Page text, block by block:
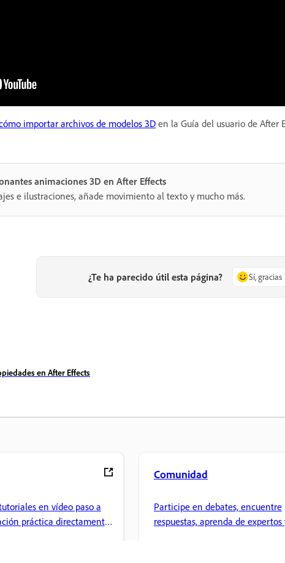
importar archivos de modelos 3D en la Guía del usuario de After
animaciones 3D en After Effects
e ilustraciones, añade movimiento al texto y mucho más.
¿Te ha parecido útil esta página? Sí, gracias
en After Effects
en vídeo paso a
práctica directamente
Comunidad
Participe en debates, encuentre
respuestas, aprenda de expertos